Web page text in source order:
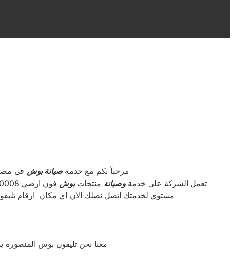
مرحباً بكم مع خدمة صيانة بوش فى
تعمل الشركة على خدمة وصيانة منتجاتبوش فون ارضي 0235710008 . للابلاغ عن
مستوي لخدمتك اتصل نصلك الأن اي مكان ارقام
معنا نحن تليفون بوش